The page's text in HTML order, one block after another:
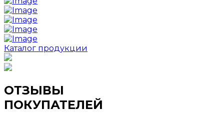
Каталог продукции
ОТЗЫВЫ
ПОКУПАТЕЛЕЙ